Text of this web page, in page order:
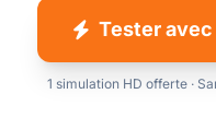
Tester
1 simulation HD offerte ·